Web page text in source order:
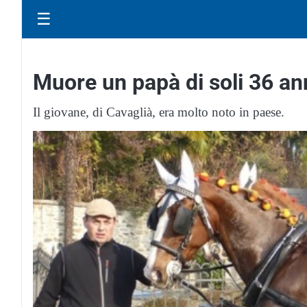
☰
Muore un papà di soli 36
Il giovane, di Cavaglià, era molto noto in paese.